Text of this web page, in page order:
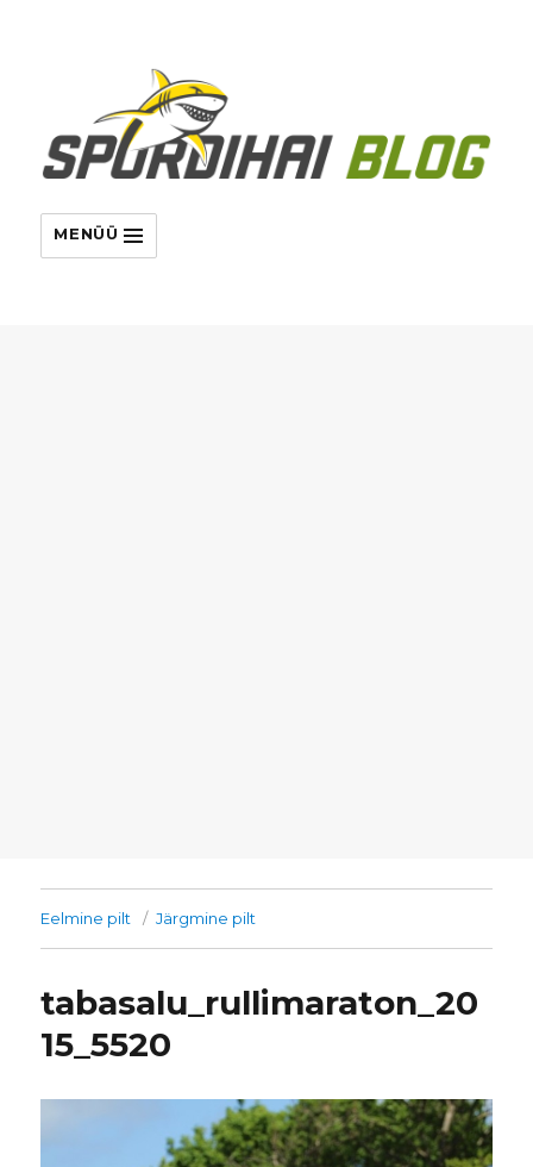
MENÜÜ
Eelmine pilt Järgmine pilt
tabasalu_rullimaraton_20
15_5520